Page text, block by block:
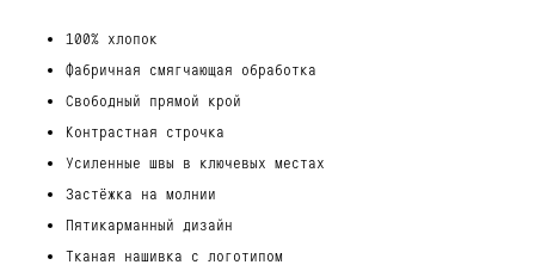
100% хлопок
Фабричная смягчающая обработка
Свободный прямой крой
Контрастная строчка
Усиленные швы в ключевых местах
Застёжка на молнии
Пятикарманный дизайн
Тканая нашивка с логотипом